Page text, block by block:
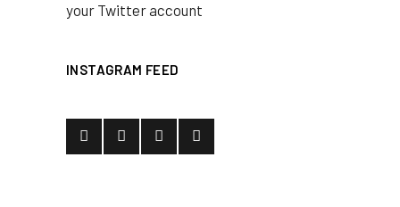
your Twitter account
INSTAGRAM FEED